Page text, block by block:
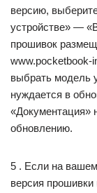
версию,
устройстве» —
прошивок
выбрать модель
нуждается в
«Документация»
обновлению.
5 . Если на вашем
версия